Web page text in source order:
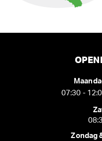
07:30 -
Zondag